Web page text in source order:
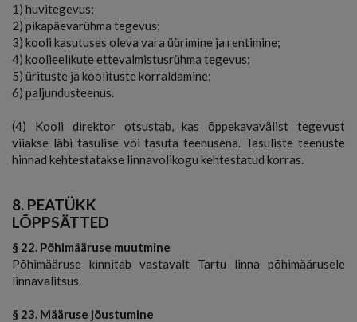
1) huvitegevus;
2) pikapäevarühma tegevus;
3) kooli kasutuses oleva vara üürimine ja rentimine;
4) koolieelikute ettevalmistusrühma tegevus;
5) ürituste ja koolituste korraldamine;
6) paljundusteenus.
(4) Kooli direktor otsustab, kas õppekavavälist tegevust
viiakse läbi tasulise või tasuta teenusena. Tasuliste teenuste
hinnad kehtestatakse linnavolikogu kehtestatud korras.
8. PEATÜKK
LÕPPSÄTTED
§ 22. Põhimääruse muutmine
Põhimääruse kinnitab vastavalt Tartu linna põhimäärusele
linnavalitsus.
§ 23. Määruse jõustumine